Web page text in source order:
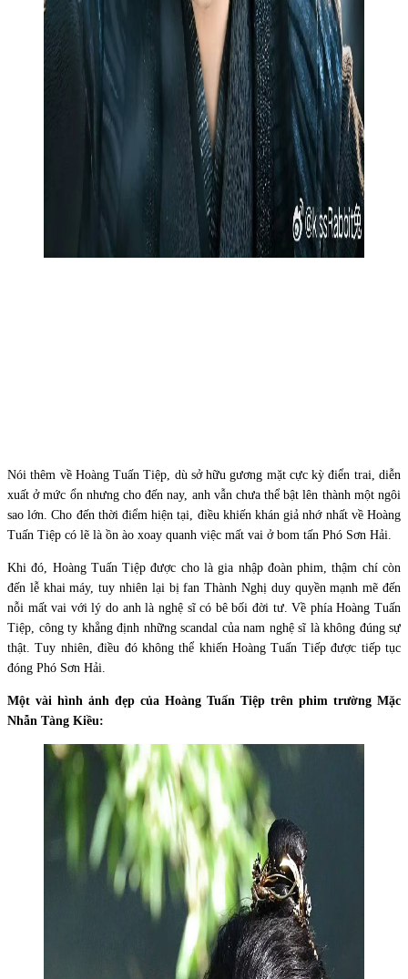
Nói thêm về Hoàng Tuấn Tiệp, dù sở hữu gương mặt cực kỳ điển trai, diễn
xuất ở mức ổn nhưng cho đến nay, anh vẫn chưa thể bật lên thành một ngôi
sao lớn. Cho đến thời điểm hiện tại, điều khiến khán giả nhớ nhất về Hoàng
Tuấn Tiệp có lẽ là ồn ào xoay quanh việc mất vai ở bom tấn Phó Sơn Hải.
Khi đó, Hoàng Tuấn Tiệp được cho là gia nhập đoàn phim, thậm chí còn
đến lễ khai máy, tuy nhiên lại bị fan Thành Nghị duy quyền mạnh mẽ đến
nỗi mất vai với lý do anh là nghệ sĩ có bê bối đời tư. Về phía Hoàng Tuấn
Tiệp, công ty khẳng định những scandal của nam nghệ sĩ là không đúng sự
thật. Tuy nhiên, điều đó không thể khiến Hoàng Tuấn Tiếp được tiếp tục
đóng Phó Sơn Hải.
Một vài hình ảnh đẹp của Hoàng Tuấn Tiệp trên phim trường Mặc
Nhẫn Tàng Kiều: